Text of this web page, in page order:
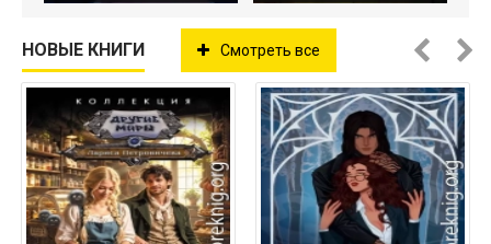
НОВЫЕ КНИГИ Смотреть все